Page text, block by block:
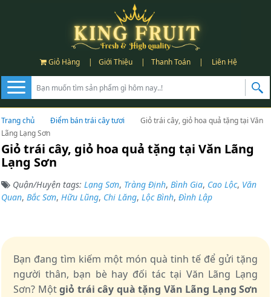
Giỏ Hàng | Giới Thiệu | Thanh Toán | Liên Hệ
Trang chủ Điểm bán trái cây tươi
Giỏ trái cây, giỏ hoa quả tặng tại Văn
Lãng Lạng Sơn
Giỏ trái cây, giỏ hoa quả tặng tại Văn Lãng
Lạng Sơn
Quận/Huyện tags: Lạng Sơn, Tràng Định, Bình Gia, Cao Lộc, Văn
Quan, Bắc Sơn, Hữu Lũng, Chi Lăng, Lộc Bình, Đình Lập
Bạn đang tìm kiếm một món quà tinh tế để gửi tặng
người thân, bạn bè hay đối tác tại Văn Lãng Lạng
Sơn? Mộtgiỏ trái cây quà tặng Văn Lãng Lạng Sơn